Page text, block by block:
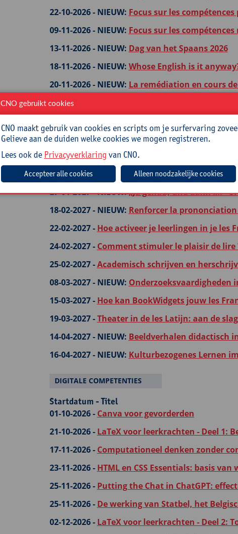
22-10-2026 - NIEUW: Focus sur les
09-11-2026 - NIEUW: Focus sur les
13-11-2026 - NIEUW: Dag van het Spaans 2026
18-11-2026 - NIEUW: Whose English is it
20-11-2026 - NIEUW: La remédiation en cours
24-11-2026 -
Frans met flair: muzische
25-01-2027 -NIEUW:AI-opener: meer doen
25-01-2027 -NIEUW:Apprendre autrement en
au podcast
27-01-2027 -NIEUW:„Ja genau, und dann …!“
18-02-2027 - NIEUW: Renforcer la
22-02-2027 - Hoe activeer je leerlingen in je les
24-02-2027 - Comment stimuler le plaisir de
25-02-2027 -Academisch schrijven en
08-03-2027 - NIEUW: Onderzoeksvaardigheden
15-03-2027 - Hoe kan BookWidgets jouw les
19-03-2027 -Theater in de les Latijn: aan de
14-04-2027 - NIEUW: Beeldverhalen didactisch
16-04-2027 - NIEUW: Kulturbezogenes Lernen
DIGITALE COMPETENTIES
Startdatum - Titel
01-10-2026 - Canva voor gevorderden
21-10-2026 - LaTeX voor leerkrachten - Deel 1:
17-11-2026 - Computationeel denken zonder
23-11-2026 - HTML en CSS Essentials: basis
25-11-2026 - Putting the Chat in ChatGPT:
25-11-2026 - De werking van Statbel, het
02-12-2026 - LaTeX voor leerkrachten - Deel 2:
CNO gebruikt cookies
CNO maakt gebruik van cookies en scripts om je surfervaring
Gelieve aan de duiden welke cookies we mogen registreren.
Lees ook de Privacyverklaring van CNO.